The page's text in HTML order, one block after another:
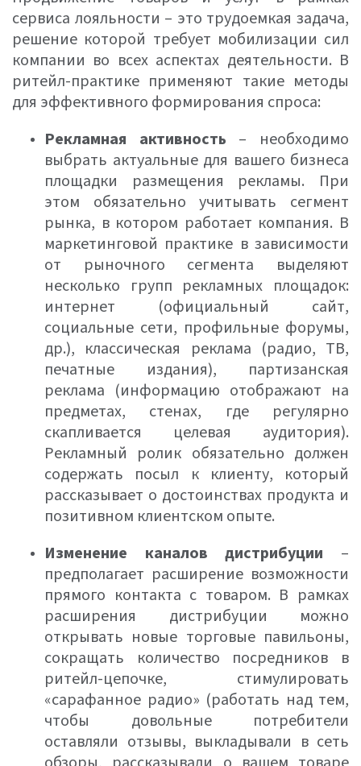
сервиса лояльности – это трудоемкая задача,
решение которой требует мобилизации сил
компании во всех аспектах деятельности. В
ритейл-практике применяют такие методы
для эффективного формирования спроса:
Рекламная активность – необходимо
выбрать актуальные для вашего бизнеса
площадки размещения рекламы. При
этом обязательно учитывать сегмент
рынка, в котором работает компания. В
маркетинговой практике в зависимости
от рыночного сегмента выделяют
несколько групп рекламных площадок:
интернет (официальный сайт,
социальные сети, профильные форумы,
др.), классическая реклама (радио, ТВ,
печатные издания), партизанская
реклама (информацию отображают на
предметах, стенах, где регулярно
скапливается целевая аудитория).
Рекламный ролик обязательно должен
содержать посыл к клиенту, который
рассказывает о достоинствах продукта и
позитивном клиентском опыте.
Изменение каналов дистрибуции –
предполагает расширение возможности
прямого контакта с товаром. В рамках
расширения дистрибуции можно
открывать новые торговые павильоны,
сокращать количество посредников в
ритейл-цепочке, стимулировать
«сарафанное радио» (работать над тем,
чтобы довольные потребители
оставляли отзывы, выкладывали в сеть